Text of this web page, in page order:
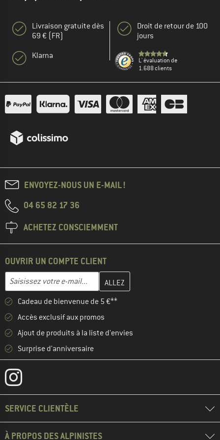
Livraison gratuite dès
69 € (FR)
Klarna
Droit de retour de 100
jours
L' évaluation de
1.688 clients
ENVOYEZ-NOUS UN E-MAIL !
04 65 82 17 36
ACHETEZ CONSCIEMMENT
OUVRIR UN COMPTE CLIENT
Adresse e-mail
Entrez votre adresse e-mail ici et créez votre compte client à la
Cadeau de bienvenue de 5 €**
Accès exclusif aux promos
Ajout de produits à la liste d'envies
Surprise d'anniversaire
SERVICE CLIENTÈLE
À PROPOS DES ALPINISTES